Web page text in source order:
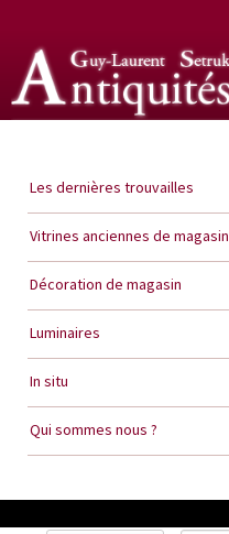
Les dernières trouvailles
Vitrines anciennes de magasin
Décoration de magasin
Luminaires
In situ
Qui sommes nous ?